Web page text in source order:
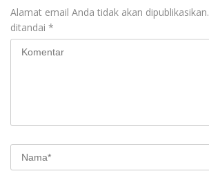
Alamat email Anda tidak akan dipublikasikan.
ditandai *